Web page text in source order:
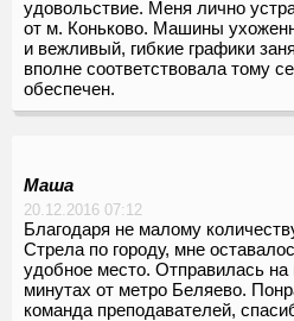
удовольствие. Меня лично
от м. Коньково. Машины
и вежливый, гибкие графики
вполне соответствовала тому
обеспечен.
Маша
20.12.2016 07:12
Благодаря не малому
Стрела по городу, мне
удобное место. Отправилась
минутах от метро Беляево.
команда преподавателей,